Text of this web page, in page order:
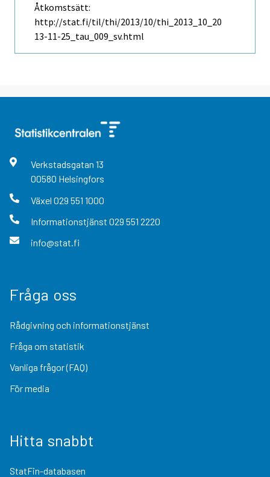
Åtkomstsätt:
http://stat.fi/til/thi/2013/10/thi_2013_10_20
13-11-25_tau_009_sv.html
Verkstadsgatan 13
00580 Helsingfors
Växel 029 551 1000
Informationstjänst 029 551 2220
info@stat.fi
Fråga oss
Rådgivning och informationstjänst
Fråga om statistik
Vanliga frågor (FAQ)
För media
Hitta snabbt
StatFin-databasen